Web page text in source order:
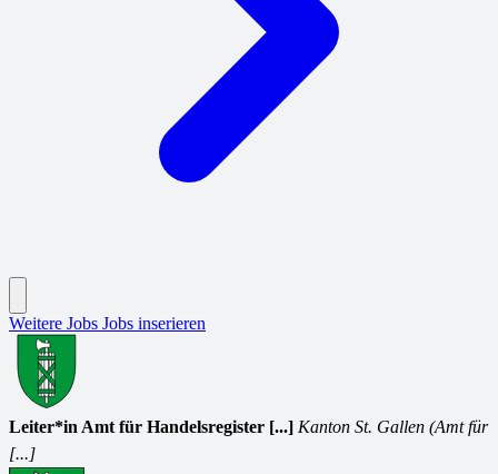
Weitere Jobs Jobs inserieren
Leiter*in Amt für Handelsregister [...] Kanton St. Gallen (Amt für
[...]